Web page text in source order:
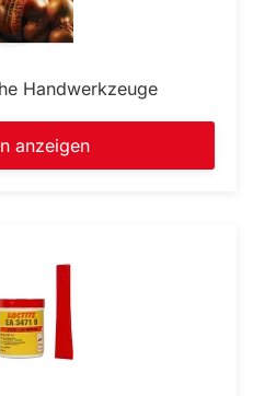
Handwerkzeuge
anzeigen